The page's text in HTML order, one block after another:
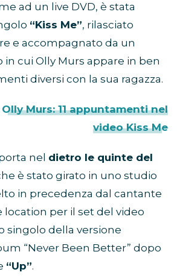
ad un live DVD, è stata
“Kiss Me”, rilasciato
e accompagnato da un
in cui Olly Murs appare in ben
diversi con la sua ragazza.
Olly Murs: 11 appuntamenti nel
video Kiss Me
nel dietro le quinte del
è stato girato in uno studio
in precedenza dal cantante
per il set del video
singolo della versione
“Never Been Better” dopo
“Up”.